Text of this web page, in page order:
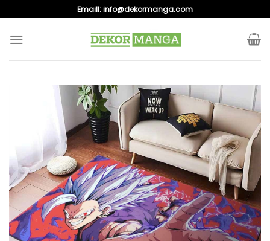
to
content
Emaill:info@dekormanga.com